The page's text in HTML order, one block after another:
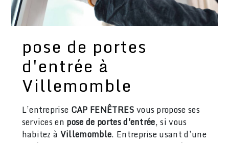
pose de portes
d'entrée à
Villemomble
L’entreprise CAP FENÊTRESvous propose ses
services en pose de portes d'entrée, si vous
habitez à Villemomble. Entreprise usant d’une